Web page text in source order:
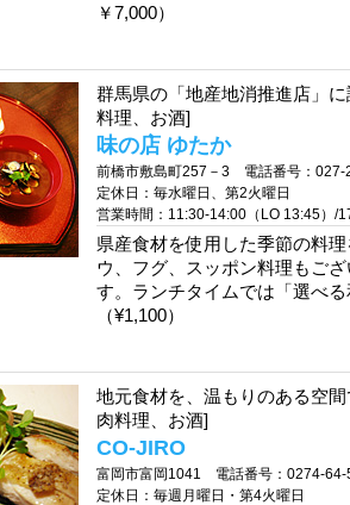
￥7,000）
群馬県の「地産地消推進店」
料理、お酒]
味の店 ゆたか
前橋市敷島町257－3 電話番号：027-
定休日：毎水曜日、第2火曜日
営業時間：11:30-14:00（LO 13:45）/
県産食材を使用した季節の料
ウ、フグ、スッポン料理もご
す。ランチタイムでは「選べ
（¥1,100）
地元食材を、温もりのある空
肉料理、お酒]
CO-JIRO
富岡市富岡1041 電話番号：0274-64-
定休日：毎週月曜日・第4火曜日